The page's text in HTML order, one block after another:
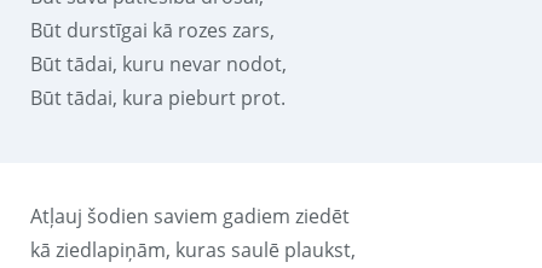
Būt durstīgai kā rozes zars,
Būt tādai, kuru nevar nodot,
Būt tādai, kura pieburt prot.
Atļauj šodien saviem gadiem ziedēt
kā ziedlapiņām, kuras saulē plaukst,